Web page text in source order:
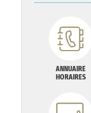
ANNUAIRE
HORAIRES